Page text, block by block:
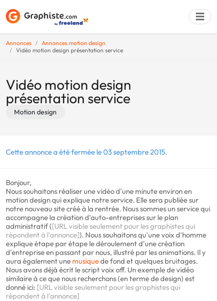
Annonces
Annonces motion design
Vidéo motion design présentation service
Vidéo motion design
présentation service
Motion design
Cette annonce a été fermée le 03 septembre 2015.
Bonjour,
Nous souhaitons réaliser une vidéo d'une minute environ en
motion design qui explique notre service. Elle sera publiée sur
notre nouveau site créé à la rentrée. Nous sommes un service qui
accompagne la création d'auto-entreprises sur le plan
administratif ([URL visible seulement pour les graphistes qui
répondent à l'annonce]). Nous souhaitons qu'une voix d'homme
explique étape par étape le déroulement d'une création
d'entreprise en passant par nous, illustré par les animations. Il y
aura également une musiquede fond et quelques bruitages.
Nous avons déjà écrit le script voix off. Un exemple de vidéo
similaire à ce que nous recherchons (en terme de design) est
donné ici: [URL visible seulement pour les graphistes qui
répondent à l'annonce]